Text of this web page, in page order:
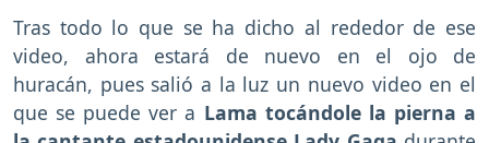
Tras todo lo que se ha dicho al rededor de ese
video, ahora estará de nuevo en el ojo de
huracán, pues salió a la luz un nuevo video en el
que se puede ver a Lama tocándole la pierna a